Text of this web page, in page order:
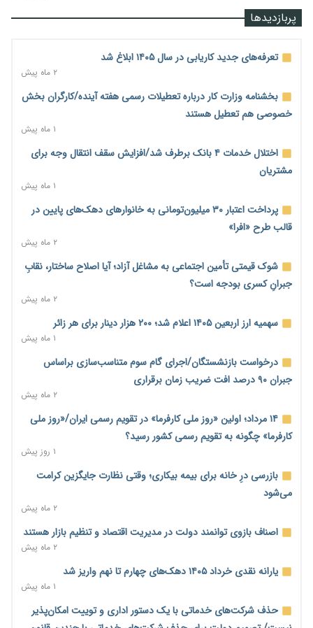
رشد ۷۵ هزار میلیاردی بازار خرید اعتباری؛ فین‌تک‌ها وارد میدان
آغاز اجرای پایلوت «ردا کارت» برای دانشجویان تحصیلات تکمیلی
۱ روز پیش
محدودیت تازه برای شبکه بانکی؛ افزایش سپرده قانونی با هدف
کنترل تورم
۱ روز پیش
ترمز تولید خودرو کشیده شد؛ افت ۲۵ درصدی تیراژ ایران‌خودرو،
سایپا و پارس‌خودرو
۱ روز پیش
بنگاه‌داری بانک‌ها؛ مانع بزرگ خانه‌دار شدن مستأجران
نماینده مجلس: توسعه مرزهای زمینی به راهبرد تأمین کالاهای
اساسی تبدیل شود
۱ روز پیش
خانه کارگر قزوین: شکاف دستمزد و هزینه معیشت هر روز عمیق‌تر
می‌شود
۱ روز پیش
رئیس سازمان امور مالیاتی: بلاگرهای پردرآمد مشمول پرداخت
مالیات هستند
۱ روز پیش
پیش‌بینی افزایش تولید برنج؛ نیاز وارداتی کشور به ۵۰۰ هزار تن
کاهش می‌یابد
۱ روز پیش
امضای تفاهم‌نامه تجاری ایران و پاکستان؛ هدف‌گذاری تجارت ۱۰
اختیارات جدید گمرکات برای تمدید ورود موقت کالا و خودرو تا
پایان شهریور ابلاغ شد
۱ روز پیش
پربازدیدها
تعرفه‌های جدید کاریابی در سال ۱۴۰۵ ابلاغ شد
۲ ماه پیش
بخشنامه وزارت کار درباره تعطیلات رسمی هفته آینده/کارگران بخش
خصوصی هم تعطیل هستند
۱ ماه پیش
اختلال خدمات ۴ بانک برطرف شد/افزایش سقف انتقال وجه برای
مشتریان
۱ ماه پیش
پرداخت اعتبار ۳۰ میلیون‌تومانی به خانوارهای دهک‌های پایین در
قالب طرح «افرا»
۲ ماه پیش
شوک قیمتی تأمین اجتماعی به مشاغل آزاد؛ آیا اصلاح ساختار، نقابِ
جبرانِ کسری بودجه است؟
۲ ماه پیش
سهمیه ارز اربعین ۱۴۰۵ اعلام شد؛ ۲۰۰ هزار دینار برای هر زائر
۱ ماه پیش
درخواست بازنشستگان/اجرای گام سوم متناسب‌سازی براساس
جبران ۹۰ درصد افت ضریب زمان برقراری
۲ ماه پیش
۱۴ مرداد؛ اولین «روز ملی کارفرما» در تقویم رسمی ایران/«روز ملی
کارفرما» چگونه به تقویم رسمی کشور رسید؟
۱ روز پیش
بازرسی درِ خانه برای بیمه بیکاری؛ وقتی نظارت جایگزین کرامت
می‌شود
۲ ماه پیش
اصناف بازوی توانمند دولت در مدیریت اقتصاد و تنظیم بازار هستند
۲ ماه پیش
یارانه نقدی خرداد ۱۴۰۵ دهک‌های چهارم تا نهم واریز شد
۱ ماه پیش
حذف شرکت‌های خدماتی با یک دستور اداری و توییت امکان‌پذیر